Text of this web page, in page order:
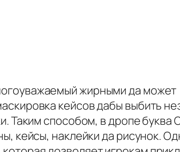
жирными да может
кейсов дабы выбить
Таким способом, в дропе буква
кейсы, наклейки да рисунок.